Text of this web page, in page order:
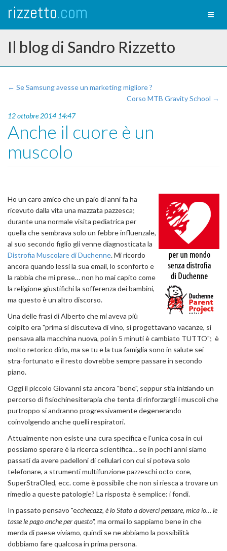
rizzetto.com
Il blog di Sandro Rizzetto
← Se Samsung avesse un marketing migliore ?
Corso MTB Gravity School →
12 ottobre 2014 14:47
Anche il cuore è un
muscolo
Ho un caro amico che un paio di anni fa ha
ricevuto dalla vita una mazzata pazzesca;
durante una normale visita pediatrica per
quella che sembrava solo un febbre influenzale,
al suo secondo figlio gli venne diagnosticata la
Distrofia Muscolare di Duchenne. Mi ricordo
ancora quando lessi la sua email, lo sconforto e
la rabbia che mi prese… non ho mai capito come
la religione giustifichi la sofferenza dei bambini,
ma questo è un altro discorso.
Una delle frasi di Alberto che mi aveva più
colpito era "prima si discuteva di vino, si progettavano vacanze, si
pensava alla macchina nuova, poi in 5 minuti è cambiato TUTTO"; è
molto retorico dirlo, ma se tu e la tua famiglia sono in salute sei
stra-fortunato e il resto dovrebbe sempre passare in secondo
piano.
Oggi il piccolo Giovanni sta ancora "bene", seppur stia iniziando un
percorso di fisiochinesiterapia che tenta di rinforzargli i muscoli che
purtroppo si andranno progressivamente degenerando
coinvolgendo anche quelli respiratori.
Attualmente non esiste una cura specifica e l'unica cosa in cui
possiamo sperare è la ricerca scientifica… se in pochi anni siamo
passati da avere padelloni di cellulari con cui si poteva solo
telefonare, a strumenti multifunzione pazzeschi octo-core,
SuperStraOled, ecc. come è possibile che non si riesca a trovare un
rimedio a queste patologie? La risposta è semplice: i fondi.
In passato pensavo "ecchecazz, è lo Stato a doverci pensare, mica io… le
tasse le pago anche per questo", ma ormai lo sappiamo bene in che
merda di paese viviamo, quindi se ne abbiamo la possibilità
dobbiamo fare qualcosa in prima persona.